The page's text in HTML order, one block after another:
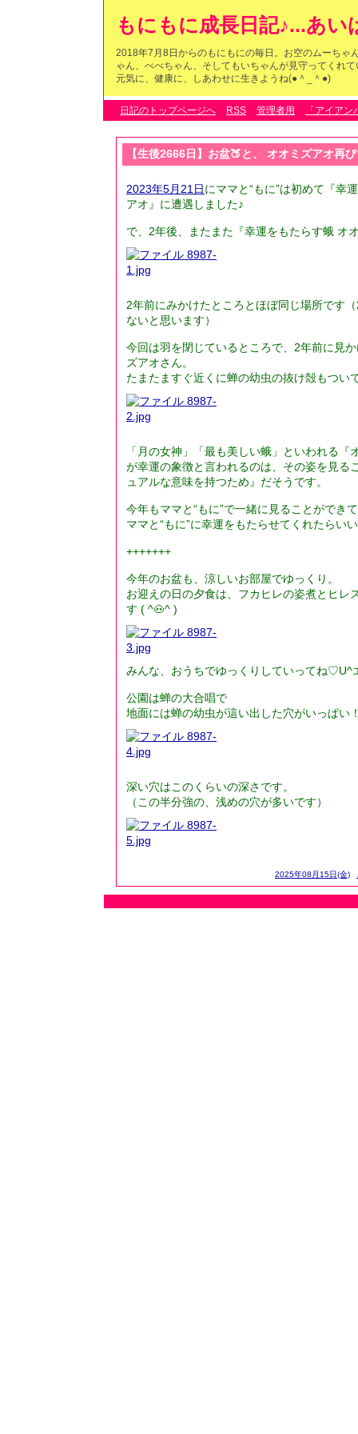
もにもに成長日記♪...あい
2018年7月8日からのもにもにの毎日。お空のムーちゃ
ゃん、べべちゃん、そしてもいちゃんが見守ってくれ
元気に、健康に、しあわせに生きようね(●＾_＾●)
日記のトップページへ RSS 管理者用 「アイア
【生後2666日】お盆🍑と、 オオミズアオ再び
2023年5月21日にママと“もに”は初めて『幸
アオ』に遭遇しました♪
で、2年後、またまた『幸運をもたらす蛾 オ
2年前にみかけたところとほぼ同じ場所です
ないと思います）
今回は羽を閉じているところで、2年前に見
ズアオさん。
たまたますぐ近くに蝉の幼虫の抜け殻もつい
「月の女神」「最も美しい蛾」といわれる『
が幸運の象徴と言われるのは、その姿を見る
ュアルな意味を持つため』だそうです。
今年もママと“もに”で一緒に見ることができ
ママと“もに”に幸運をもたらせてくれたらい
+++++++
今年のお盆も、涼しいお部屋でゆっくり。
お迎えの日の夕食は、フカヒレの姿煮とヒレ
す ( ^🐽^ )
みんな、おうちでゆっくりしていってね
公園は蝉の大合唱で
地面には蝉の幼虫が這い出した穴がいっぱい
深い穴はこのくらいの深さです。
（この半分強の、浅めの穴が多いです）
2025年08月15日(金)